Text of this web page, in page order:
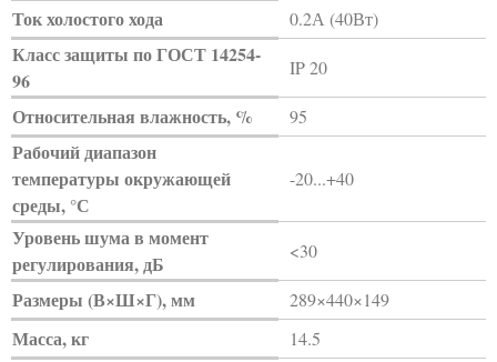
Ток холостого хода 0.2А (40Вт)
Класс защиты по ГОСТ 14254-
96
IP 20
Относительная влажность, % 95
Рабочий диапазон
температуры окружающей
среды, °С
-20...+40
Уровень шума в момент
регулирования, дБ
<30
Размеры (В×Ш×Г), мм 289×440×149
Масса, кг 14.5